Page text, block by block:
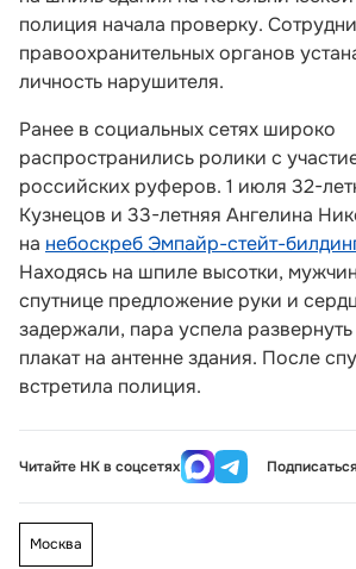
полиция начала проверку.
правоохранительных органов
личность нарушителя.
Ранее в социальных сетях широко
распространились ролики с
российских руферов. 1 июля 32-
Кузнецов и 33-летняя Ангелина
на небоскреб Эмпайр-стейт-
Находясь на шпиле высотки,
спутнице предложение руки и
задержали, пара успела
плакат на антенне здания. После
встретила полиция.
Читайте НК в соцсетях
Москва